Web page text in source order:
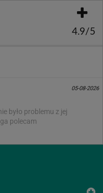
4.9/5
05-08-2026
było problemu z jej
polecam